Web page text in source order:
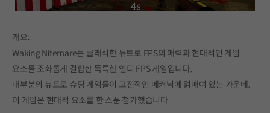
이트에 반영할 것입니다.
또한 패치 노트를 통해 커뮤니티의 의견을 어떻게 반영했
개요:
Waking Nitemare는 클래식한 뉴트로 FPS의 매력과 현대적인 게임
요소를 조화롭게 결합한 독특한 인디 FPS 게임입니다.
대부분의 뉴트로 슈팅 게임들이 고전적인 메커닉에 얽매여 있는 가운데,
이 게임은 현대적 요소를 한 스푼 첨가했습니다.